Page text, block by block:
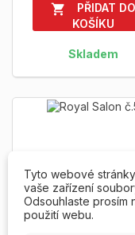

PŘIDAT DO
KOŠÍKU
Skladem
Tyto webové
vaše zařízení
Odsouhlaste prosím
použití webu.